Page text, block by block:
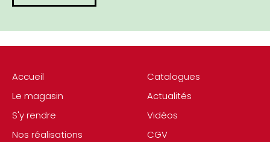
Accueil
Le magasin
S'y rendre
Nos réalisations
Catalogues
Actualités
Vidéos
CGV